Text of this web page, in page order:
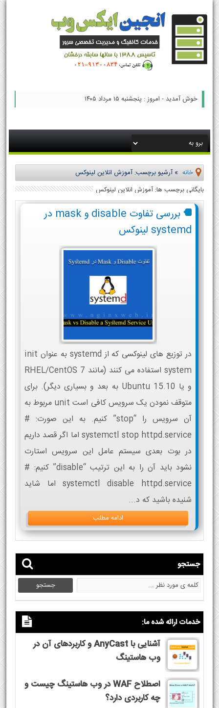
خوش آمدید - امروز : پنجشنبه ۱۵ مرداد ۱۴۰۵
خانه »آرشیو برچسب: آموزش انلاین لینوکس
بایگانی برچسب ها: آموزش انلاین لینوکس
بررسی تفاوت disable و mask در
systemd لینوکس
در توزیع های لینوکسی که از systemd به عنوان init
system استفاده می كنند (مانند RHEL/CentOS 7
و یا Ubuntu 15.10 به بعد و بسیاری دیگر). برای
متوقف نمودن یک سرویس کافی است unit مربوط به
آن سرویس را “stop” کنیم. به این صورت: #
systemctl stop httpd.service اما اگر قصد داریم
در بوت بعدی سیستم عامل این سرویس استارت
نشود باید آن را به این ترتیب “disable” کنیم: #
systemctl disable httpd.service اما شاید
شنيده باشید که د...
ادامه مطلب
جستجو
خدمات ارائه شده ما:
آشنایی با AnyCast و کاربردهای آن در
وب هاستینگ
اصطلاح WAF در وب هاستینگ چیست و
چه کاربردی دارد؟